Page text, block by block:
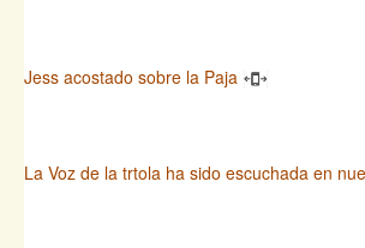
Jess acostado sobre la Paja
La Voz de la trtola ha sido escuchada en